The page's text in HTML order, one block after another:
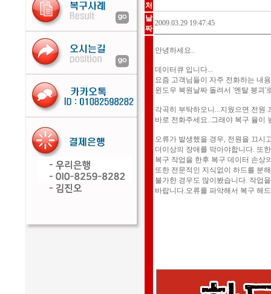
처
날
짜
2009.03.29 19:47:45
안녕하세요..
데이터큐 입니다...
요즘 고객님들이 자주 전화하는 내
윈도우 복원날짜 돌려서 '멘탈 붕괴'
각곡히 부탁하오니...지웠으면 전원
바로 전화주세요..그래야 복구 율이
오류가 발생했을 경우, 전원을 끄시
더이상의 장애를 막아야합니다. 또
복구 작업을 한후 복구 데이터 손상
또한 전문적인 지식없이 하드를 분
불가한 경우도 많이봤습니다. 작업
바랍니다.오류를 파악해서 복구 해